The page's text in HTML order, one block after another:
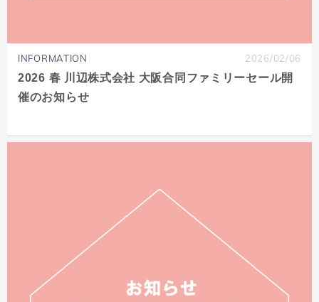
INFORMATION 2026/02/06
2026 春 川辺株式会社 大阪合同ファミリーセール開
催のお知らせ